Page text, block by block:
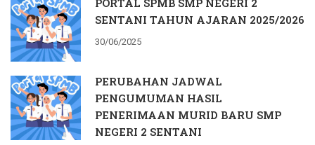
PORTAL SPMB SMP NEGERI 2
SENTANI TAHUN AJARAN 2025/2026
30/06/2025
PERUBAHAN JADWAL
PENGUMUMAN HASIL
PENERIMAAN MURID BARU SMP
NEGERI 2 SENTANI